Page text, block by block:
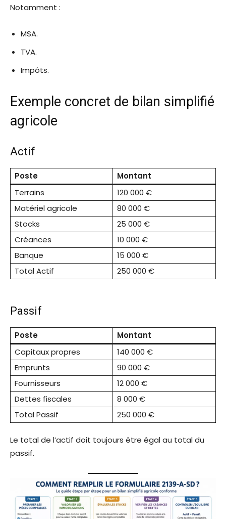
Notamment :
MSA.
TVA.
Impôts.
Exemple concret de bilan simplifié
agricole
Actif
Poste
Montant
Terrains
120 000 €
Matériel agricole
80 000 €
Stocks
25 000 €
Créances
10 000 €
Banque
15 000 €
Total Actif
250 000 €
Passif
Poste
Montant
Capitaux propres
140 000 €
Emprunts
90 000 €
Fournisseurs
12 000 €
Dettes fiscales
8 000 €
Total Passif
250 000 €
Le total de l’actif doit toujours être égal au total du
passif.